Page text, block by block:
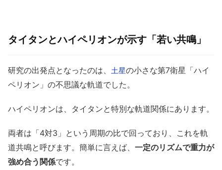
タイタンとハイペリオンが示す「若い共鳴」
研究の出発点となったのは、 土星の小さな第7衛星「ハイ
ペリオン」の不思議な軌道でした。
ハイペリオンは、タイタンと特別な軌道関係にあります。
両者は「4対3」という周期の比で回っており、これを軌
道共鳴と呼びます。簡単に言えば、 一定のリズムで重力が
強め合う関係です。